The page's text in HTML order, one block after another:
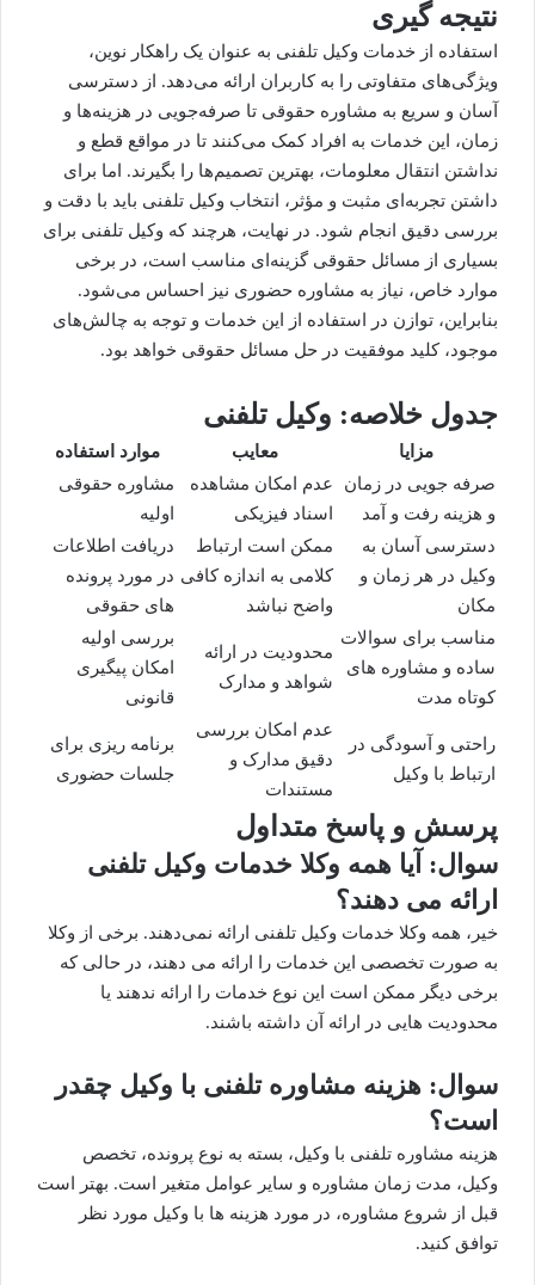
نتیجه گیری
استفاده از خدمات وکیل تلفنی به عنوان یک راهکار نوین،
ویژگی‌های متفاوتی را به کاربران ارائه می‌دهد. از دسترسی
آسان و سریع به مشاوره حقوقی تا صرفه‌جویی در هزینه‌ها و
زمان، این خدمات به افراد کمک می‌کنند تا در مواقع قطع و
نداشتن انتقال معلومات، بهترین تصمیم‌ها را بگیرند. اما برای
داشتن تجربه‌ای مثبت و مؤثر، انتخاب وکیل تلفنی باید با دقت و
بررسی دقیق انجام شود. در نهایت، هرچند که وکیل تلفنی برای
بسیاری از مسائل حقوقی گزینه‌ای مناسب است، در برخی
موارد خاص، نیاز به مشاوره حضوری نیز احساس می‌شود.
بنابراین، توازن در استفاده از این خدمات و توجه به چالش‌های
موجود، کلید موفقیت در حل مسائل حقوقی خواهد بود.
جدول خلاصه: وکیل تلفنی
مزایا معایب
موارد استفاده
صرفه جویی در زمان
و هزینه رفت و آمد
عدم امکان مشاهده
اسناد فیزیکی
مشاوره حقوقی
اولیه
دسترسی آسان به
وکیل در هر زمان و
مکان
ممکن است ارتباط
کلامی به اندازه کافی
واضح نباشد
دریافت اطلاعات
در مورد پرونده
های حقوقی
مناسب برای سوالات
ساده و مشاوره های
کوتاه مدت
محدودیت در ارائه
شواهد و مدارک
بررسی اولیه
امکان پیگیری
قانونی
راحتی و آسودگی در
ارتباط با وکیل
عدم امکان بررسی
دقیق مدارک و
مستندات
برنامه ریزی برای
جلسات حضوری
پرسش و پاسخ متداول
سوال: آیا همه وکلا خدمات وکیل تلفنی
ارائه می دهند؟
خیر، همه وکلا خدمات وکیل تلفنی ارائه نمی‌دهند. برخی از وکلا
به صورت تخصصی این خدمات را ارائه می دهند، در حالی که
برخی دیگر ممکن است این نوع خدمات را ارائه ندهند یا
محدودیت هایی در ارائه آن داشته باشند.
سوال: هزینه مشاوره تلفنی با وکیل چقدر
است؟
هزینه مشاوره تلفنی با وکیل، بسته به نوع پرونده، تخصص
وکیل، مدت زمان مشاوره و سایر عوامل متغیر است. بهتر است
قبل از شروع مشاوره، در مورد هزینه ها با وکیل مورد نظر
توافق کنید.